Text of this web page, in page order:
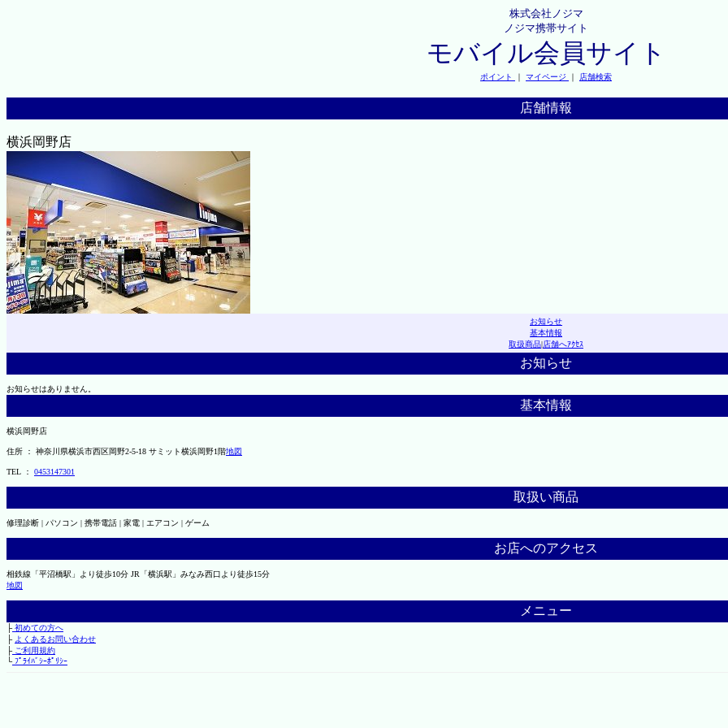
株式会社ノジマ
ノジマ携帯サイト
モバイル会員サイト
ポイント ｜ マイページ ｜ 店舗検索
店舗情報
横浜岡野店
お知らせ
基本情報
取扱商品|店舗へｱｸｾｽ
お知らせ
お知らせはありません。
基本情報
横浜岡野店
住所 ： 神奈川県横浜市西区岡野2-5-18 サミット横浜岡野1階地図
TEL ： 0453147301
取扱い商品
修理診断 | パソコン | 携帯電話 | 家電 | エアコン | ゲーム
お店へのアクセス
相鉄線「平沼橋駅」より徒歩10分 JR「横浜駅」みなみ西口より徒歩15分
地図
メニュー
├初めての方へ
├ よくあるお問い合わせ
├ご利用規約
└ﾌﾟﾗｲﾊﾞｼｰﾎﾟﾘｼｰ